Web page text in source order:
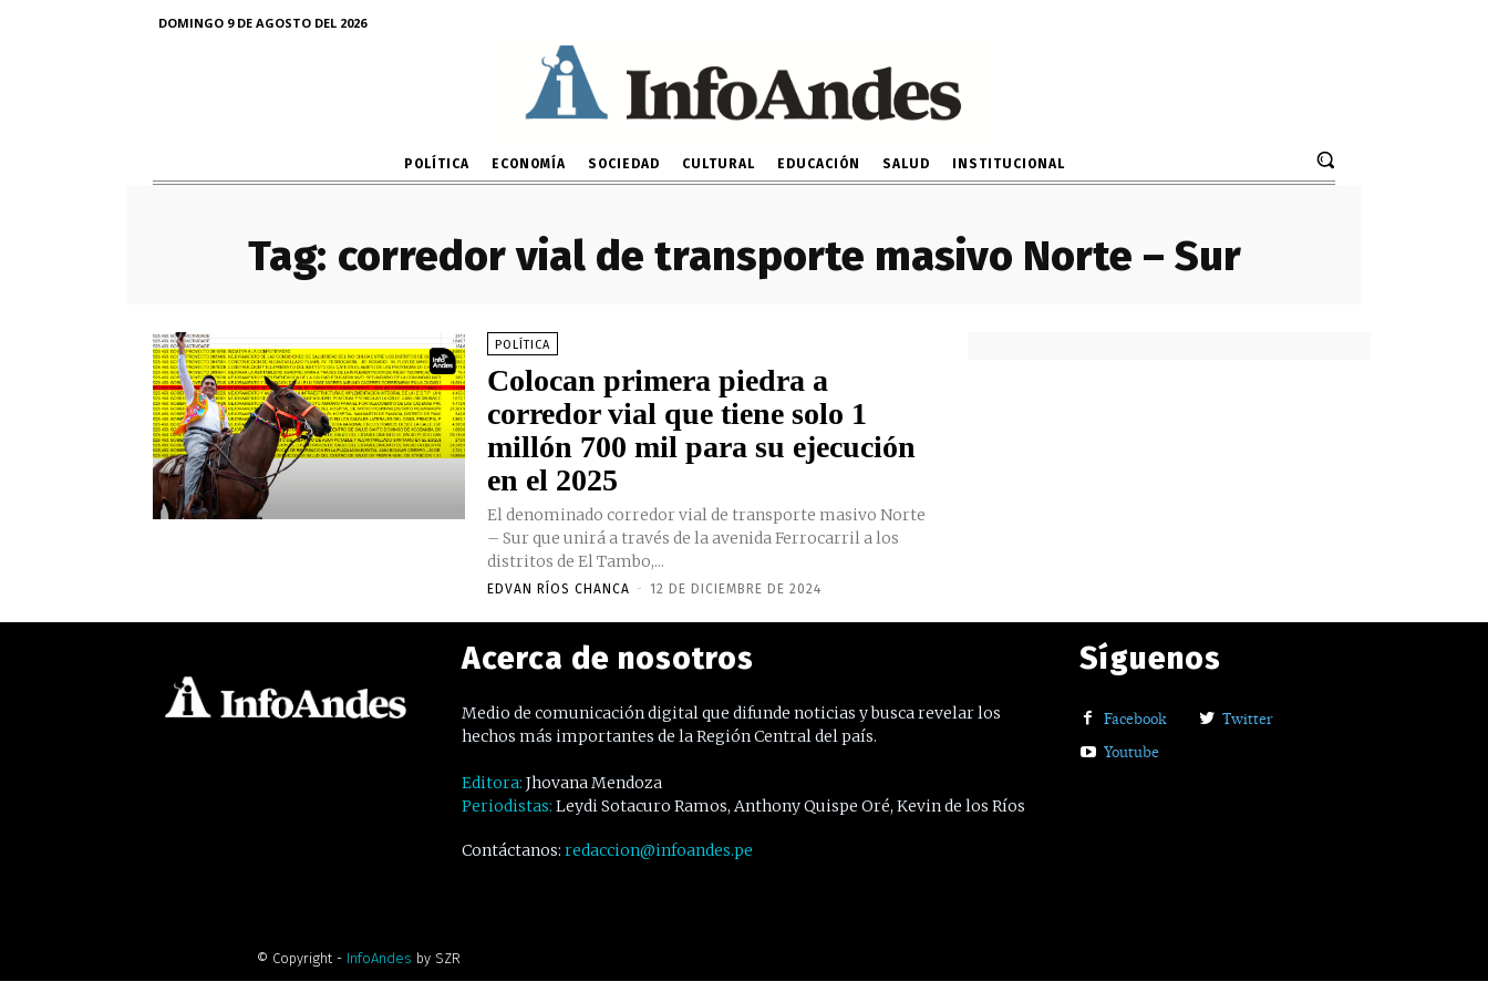
DOMINGO 9 DE AGOSTO DEL 2026
POLÍTICA ECONOMÍA SOCIEDAD CULTURAL EDUCACIÓN SALUD INSTITUCIONAL
Tag: corredor vial de transporte masivo Norte – Sur
POLÍTICA
Colocan primera piedra a
corredor vial que tiene solo 1
millón 700 mil para su ejecución
en el 2025
El denominado corredor vial de transporte masivo Norte
– Sur que unirá a través de la avenida Ferrocarril a los
distritos de El Tambo,...
EDVAN RÍOS CHANCA - 12 DE DICIEMBRE DE 2024
Acerca de nosotros
Medio de comunicación digital que difunde noticias y busca revelar los
hechos más importantes de la Región Central del país.
Editora: Jhovana Mendoza
Periodistas: Leydi Sotacuro Ramos, Anthony Quispe Oré, Kevin de los Ríos
Contáctanos: redaccion@infoandes.pe
Síguenos
Facebook
Twitter
Youtube
© Copyright - InfoAndes by SZR